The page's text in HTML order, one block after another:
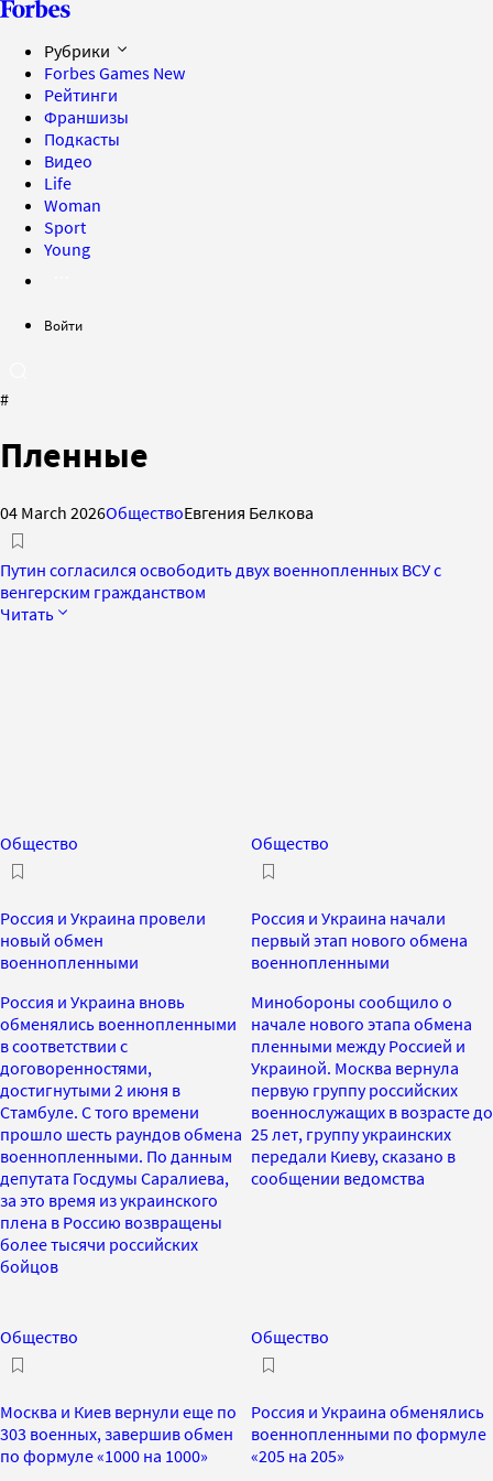
Рубрики
Forbes Games New
Рейтинги
Франшизы
Подкасты
Видео
Life
Woman
Sport
Young
Войти
#
Пленные
04 March 2026ОбществоЕвгения Белкова
Путин согласился освободить двух военнопленных ВСУ с
венгерским гражданством
Читать
Общество
Россия и Украина провели
новый обмен
военнопленными
Россия и Украина вновь
обменялись военнопленными
в соответствии с
договоренностями,
достигнутыми 2 июня в
Стамбуле. С того времени
прошло шесть раундов обмена
военнопленными. По данным
депутата Госдумы Саралиева,
за это время из украинского
плена в Россию возвращены
более тысячи российских
бойцов
Общество
Россия и Украина начали
первый этап нового обмена
военнопленными
Минобороны сообщило о
начале нового этапа обмена
пленными между Россией и
Украиной. Москва вернула
первую группу российских
военнослужащих в возрасте до
25 лет, группу украинских
передали Киеву, сказано в
сообщении ведомства
Общество
Москва и Киев вернули еще по
303 военных, завершив обмен
по формуле «1000 на 1000»
Общество
Россия и Украина обменялись
военнопленными по формуле
«205 на 205»